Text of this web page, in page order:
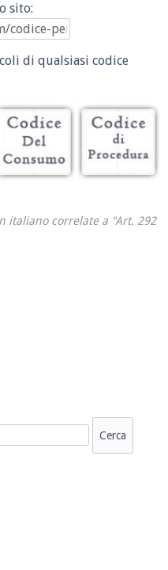
sito:
di qualsiasi codice
italiano correlate a "Art. 292